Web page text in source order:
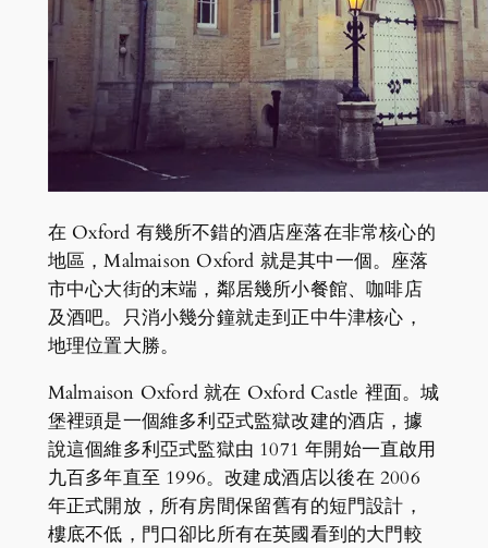
在 Oxford 有幾所不錯的酒店座落在非常核心的
地區，Malmaison Oxford 就是其中一個。座落
市中心大街的末端，鄰居幾所小餐館、咖啡店
及酒吧。只消小幾分鐘就走到正中牛津核心，
地理位置大勝。
Malmaison Oxford 就在 Oxford Castle 裡面。城
堡裡頭是一個維多利亞式監獄改建的酒店，據
說這個維多利亞式監獄由 1071 年開始一直啟用
九百多年直至 1996。改建成酒店以後在 2006
年正式開放，所有房間保留舊有的短門設計，
樓底不低，門口卻比所有在英國看到的大門較